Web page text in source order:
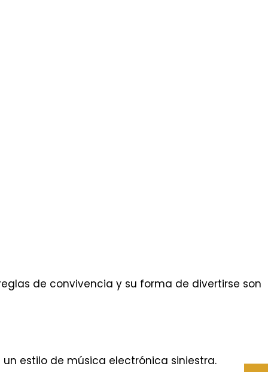
de convivencia y su forma de divertirse son
estilo de música electrónica siniestra.